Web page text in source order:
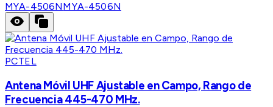
MYA-4506NMYA-4506N
PCTEL
Antena Móvil UHF Ajustable en Campo, Rango de
Frecuencia 445-470 MHz.